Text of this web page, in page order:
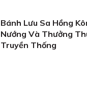
Bánh Lưu Sa Hồng
Nướng Và Thưởng
Truyền Thống